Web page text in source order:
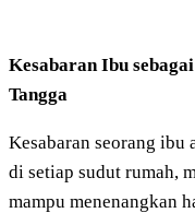
Kesabaran Ibu
Tangga
Kesabaran seorang
di setiap sudut rumah,
mampu menenangkan